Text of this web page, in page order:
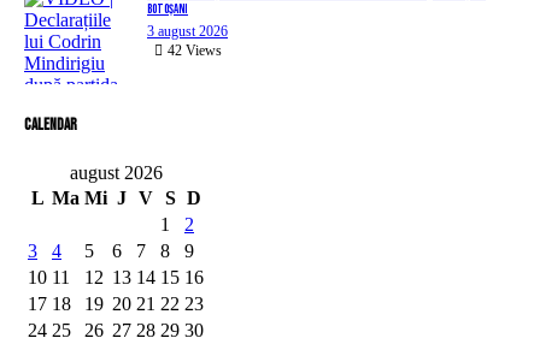
Botoșani
3 august 2026
42 Views
Calendar
august 2026
L Ma Mi J V S D
1
2
3
4 5 6 7 8
9
10 11 12 13 14 15 16
17 18 19 20 21 22 23
24 25 26 27 28 29 30